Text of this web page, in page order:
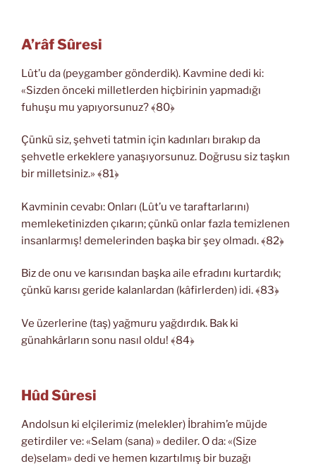
A’râf Sûresi
Lût’u da (peygamber gönderdik). Kavmine dedi ki:
«Sizden önceki milletlerden hiçbirinin yapmadığı
fuhuşu mu yapıyorsunuz? ﴾80﴿
Çünkü siz, şehveti tatmin için kadınları bırakıp da
şehvetle erkeklere yanaşıyorsunuz. Doğrusu siz taşkın
bir milletsiniz.» ﴾81﴿
Kavminin cevabı: Onları (Lût’u ve taraftarlarını)
memleketinizden çıkarın; çünkü onlar fazla temizlenen
insanlarmış! demelerinden başka bir şey olmadı. ﴾82﴿
Biz de onu ve karısından başka aile efradını kurtardık;
çünkü karısı geride kalanlardan (kâfirlerden) idi. ﴾83﴿
Ve üzerlerine (taş) yağmuru yağdırdık. Bak ki
günahkârların sonu nasıl oldu! ﴾84﴿
Hûd Sûresi
Andolsun ki elçilerimiz (melekler) İbrahim’e müjde
getirdiler ve: «Selam (sana) » dediler. O da: «(Size
de)selam» dedi ve hemen kızartılmış bir buzağı